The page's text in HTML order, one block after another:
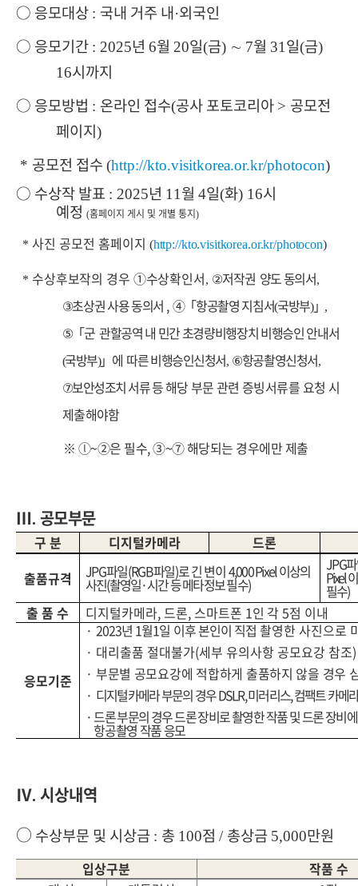
○ 응모대상 : 국내 거주 내·외국인
○ 응모기간 : 2025년 6월 20일(금) ∼ 7월 31 일(금)
16시까지
○ 응모방법 : 온라인 접수(공사 포토코리아 > 공모전
페이지)
* 공모전 접수 (http://kto.visitkorea.or.kr/photocon)
○ 수상작 발표 : 2025년 11 월 4일(화) 16시
예정 (홈페이지 게시 및 개별 통지)
* 사진 공모전 홈페이지 (http://kto.visitkorea.or.kr/photocon)
* 수상후보작의 경우 ①수상확인서, ②저작권 양도 동의서,
③초상권 사용 동의서 , ④「항공촬영 지침서(국방부)」 ,
⑤「군 관할공역 내 민간 초경량비행장치 비행승인 안내서
(국방부)」 에 따른비행승인신청서, ⑥항공촬영신청서,
⑦보안성조치 서류 등해당 부문 관련 증빙서류를 요청 시
제출해야함
※ ⓛ~②은 필수, ③~⑦ 해당되는 경우에만 제출
Ⅲ. 공모부문
구 분 디지털카메라
드론
출품규격
JPG파일(RGB파일)로 긴 변이4,000 Pixel이상의
사진(촬영일·시간 등 메타정보 필수)
JPG
Pixel
필수)
출 품 수
디지털카메라,드론, 스마트폰 1인 각5점 이내
응모기준
· 2023년 1월1일 이후 본인이 직접 촬영한 사진으로
· 대리출품 절대불가(세부 유의사항 공모요강 참조)
· 부문별 공모요강에 적합하게 출품하지 않을 경우
· 디지털카메라 부문의 경우DSLR,미러리스,컴팩트 카메
·드론 부문의 경우 드론 장비로 촬영한 작품 및 드론 장비
항공촬영 작품 응모
Ⅳ. 시상내역
○ 수상부문 및 시상금 : 총 100점 / 총상금 5,000만원
입상구분
작품 수